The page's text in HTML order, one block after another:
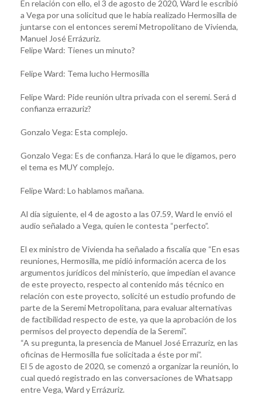
En relación con ello, el 3 de agosto de 2020, Ward le escribió
a Vega por una solicitud que le había realizado Hermosilla de
juntarse con el entonces seremi Metropolitano de Vivienda,
Manuel José Errázuriz.
Felipe Ward: Tienes un minuto?
Felipe Ward: Tema lucho Hermosilla
Felipe Ward: Pide reunión ultra privada con el seremi. Será d
confianza errazuriz?
Gonzalo Vega: Esta complejo.
Gonzalo Vega: Es de confianza. Hará lo que le digamos, pero
el tema es MUY complejo.
Felipe Ward: Lo hablamos mañana.
Al día siguiente, el 4 de agosto a las 07.59, Ward le envió el
audio señalado a Vega, quien le contesta “perfecto”.
El ex ministro de Vivienda ha señalado a fiscalía que “En esas
reuniones, Hermosilla, me pidió información acerca de los
argumentos jurídicos del ministerio, que impedían el avance
de este proyecto, respecto al contenido más técnico en
relación con este proyecto, solicité un estudio profundo de
parte de la Seremi Metropolitana, para evaluar alternativas
de factibilidad respecto de este, ya que la aprobación de los
permisos del proyecto dependía de la Seremi”.
“A su pregunta, la presencia de Manuel José Errazuriz, en las
oficinas de Hermosilla fue solicitada a éste por mí”.
El 5 de agosto de 2020, se comenzó a organizar la reunión, lo
cual quedó registrado en las conversaciones de Whatsapp
entre Vega, Ward y Errázuriz.